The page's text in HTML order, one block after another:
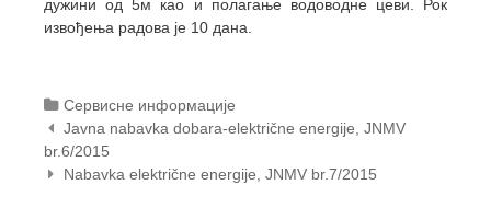
дужини од 5м као и полагање водоводне цеви. Рок
извођења радова је 10 дана.
Categories
Сервисне информације
Post
navigation
Javna nabavka dobara-električne energije, JNMV
br.6/2015
Nabavka električne energije, JNMV br.7/2015